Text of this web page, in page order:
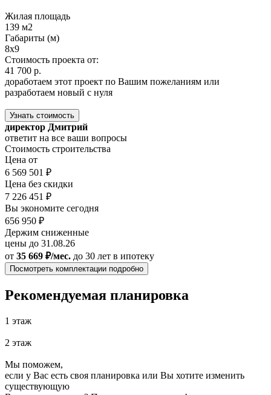
Жилая площадь
139 м2
Габариты (м)
8x9
Стоимость проекта от:
41 700 р.
доработаем этот проект по Вашим пожеланиям или
разработаем новый с нуля
Узнать стоимость
директор Дмитрий
ответит на все ваши вопросы
Стоимость строительства
Цена от
6 569 501 ₽
Цена без скидки
7 226 451 ₽
Вы экономите сегодня
656 950 ₽
Держим сниженные
цены до 31.08.26
от 35 669 ₽/мес. до 30 лет в ипотеку
Посмотреть комплектации подробно
Рекомендуемая планировка
1 этаж
2 этаж
Мы поможем,
если у Вас есть своя планировка или Вы хотите изменить
существующую